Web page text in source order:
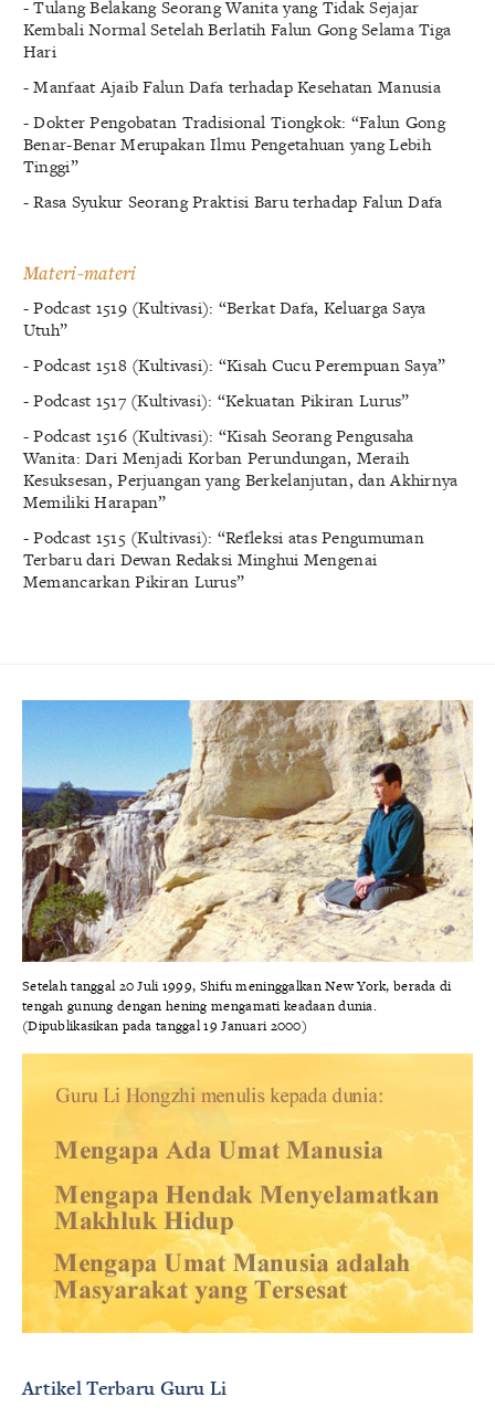
- Tulang Belakang Seorang Wanita yang Tidak Sejajar
Kembali Normal Setelah Berlatih Falun Gong Selama Tiga
Hari
- Manfaat Ajaib Falun Dafa terhadap Kesehatan Manusia
- Dokter Pengobatan Tradisional Tiongkok: “Falun Gong
Benar-Benar Merupakan Ilmu Pengetahuan yang Lebih
Tinggi”
- Rasa Syukur Seorang Praktisi Baru terhadap Falun Dafa
Materi-materi
- Podcast 1519 (Kultivasi): “Berkat Dafa, Keluarga Saya
Utuh”
- Podcast 1518 (Kultivasi): “Kisah Cucu Perempuan Saya”
- Podcast 1517 (Kultivasi): “Kekuatan Pikiran Lurus”
- Podcast 1516 (Kultivasi): “Kisah Seorang Pengusaha
Wanita: Dari Menjadi Korban Perundungan, Meraih
Kesuksesan, Perjuangan yang Berkelanjutan, dan Akhirnya
Memiliki Harapan”
- Podcast 1515 (Kultivasi): “Refleksi atas Pengumuman
Terbaru dari Dewan Redaksi Minghui Mengenai
Memancarkan Pikiran Lurus”
Setelah tanggal 20 Juli 1999, Shifu meninggalkan New York, berada di
tengah gunung dengan hening mengamati keadaan dunia.
(Dipublikasikan pada tanggal 19 Januari 2000)
Artikel Terbaru Guru Li